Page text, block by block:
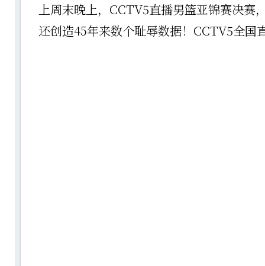
上周末晚上，CCTV5直播男篮亚锦赛决赛
还创造45年来数个耻辱数据！CCTV5全